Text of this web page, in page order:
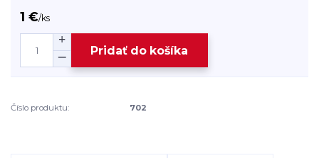
1 €/ks
Pridať do košíka
Číslo produktu: 702